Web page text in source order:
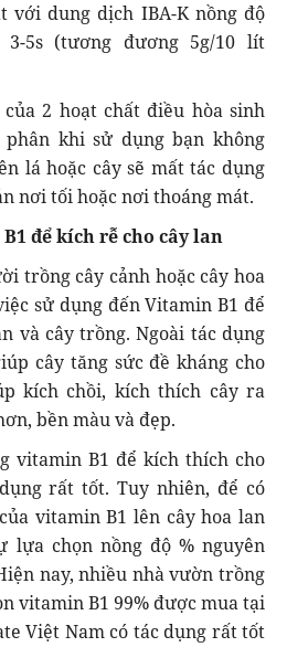
với dung dịch IBA-K nồng độ
3-5s (tương đương 5g/10 lít
2 hoạt chất điều hòa sinh
khi sử dụng bạn không
lá hoặc cây sẽ mất tác dụng
nơi tối hoặc nơi thoáng mát.
để kích rễ cho cây lan
trồng cây cảnh hoặc cây hoa
sử dụng đến Vitamin B1 để
và cây trồng. Ngoài tác dụng
cây tăng sức đề kháng cho
kích chồi, kích thích cây ra
bền màu và đẹp.
vitamin B1 để kích thích cho
rất tốt. Tuy nhiên, để có
vitamin B1 lên cây hoa lan
lựa chọn nồng độ % nguyên
nay, nhiều nhà vườn trồng
vitamin B1 99% được mua tại
Việt Nam có tác dụng rất tốt